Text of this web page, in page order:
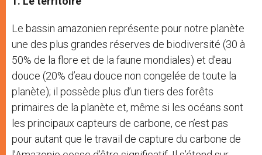
Le bassin amazonien représente pour notre planète
une des plus grandes réserves de biodiversité (30 à
50% de la flore et de la faune mondiales) et d’eau
douce (20% d’eau douce non congelée de toute la
planète); il possède plus d’un tiers des forêts
primaires de la planète et, même si les océans sont
les principaux capteurs de carbone, ce n’est pas
pour autant que le travail de capture du carbone de